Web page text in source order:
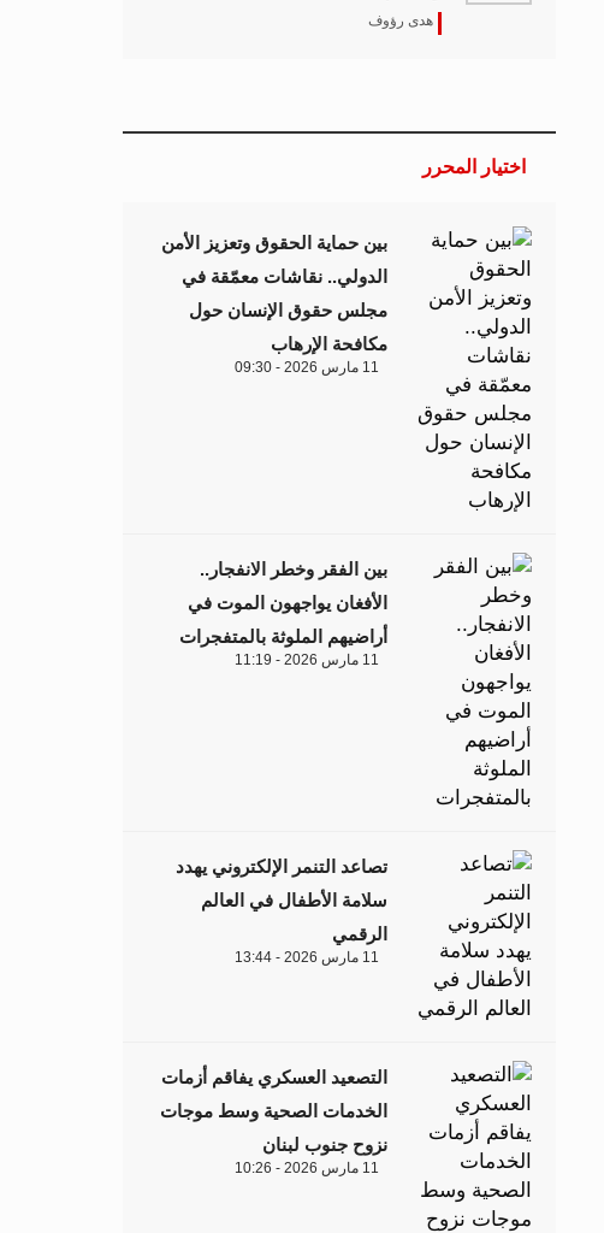
هدى رؤوف
اختيار المحرر
بين حماية الحقوق وتعزيز الأمن
الدولي.. نقاشات معمّقة في
مجلس حقوق الإنسان حول
مكافحة الإرهاب
11 مارس 2026 - 09:30
بين الفقر وخطر الانفجار..
الأفغان يواجهون الموت في
أراضيهم الملوثة بالمتفجرات
11 مارس 2026 - 11:19
تصاعد التنمر الإلكتروني يهدد
سلامة الأطفال في العالم
الرقمي
11 مارس 2026 - 13:44
التصعيد العسكري يفاقم أزمات
الخدمات الصحية وسط موجات
نزوح جنوب لبنان
11 مارس 2026 - 10:26